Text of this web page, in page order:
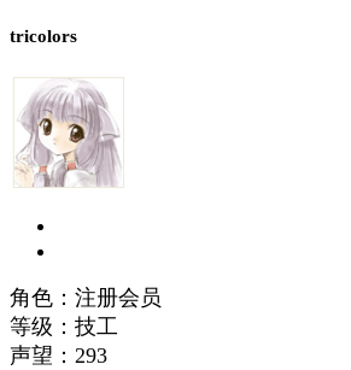
tricolors
角色：注册会员
等级：技工
声望： 293